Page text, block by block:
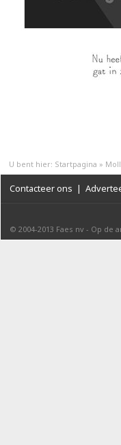
U bent hier: Startpagina »
Contacteer ons |
© 2004-2013 Faes nv - Op de